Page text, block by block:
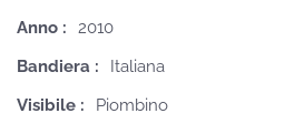
Anno :
2010
Bandiera :
Italiana
Visibile :
Piombino